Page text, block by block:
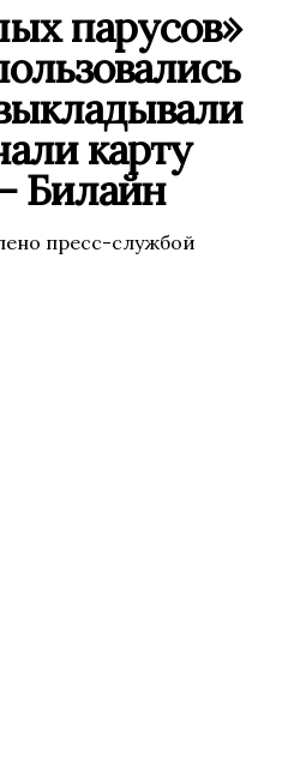
парусов»
карту
Билайн